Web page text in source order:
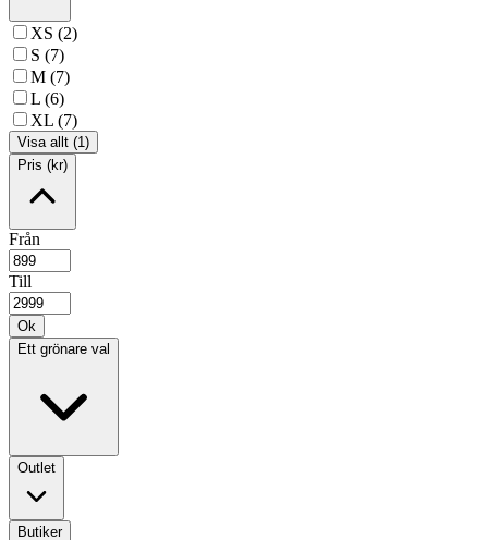
XS (2)
S (7)
M (7)
L (6)
XL (7)
Visa allt (1)
Pris (kr)
Från
Till
Ok
Ett grönare val
Outlet
Butiker